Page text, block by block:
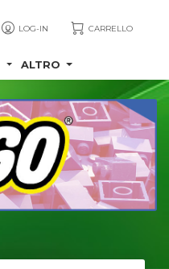
LOG-IN CARRELLO
ALTRO